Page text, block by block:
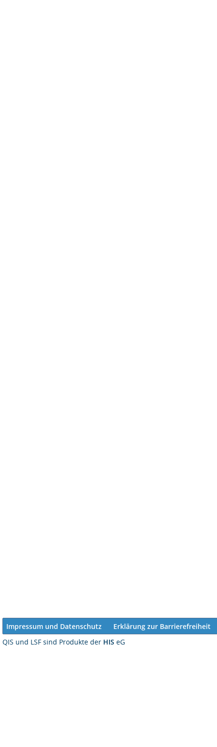
Impressum und Datenschutz
Erklärung zur Barrierefreiheit
QIS und LSF sind Produkte der HIS eG